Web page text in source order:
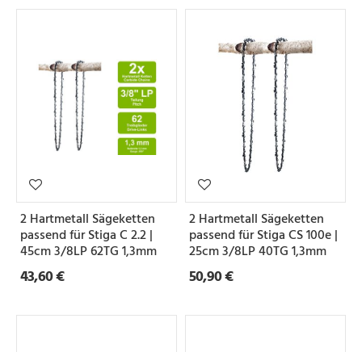
2 Hartmetall Sägeketten
passend für Stiga C 2.2 |
45cm 3/8LP 62TG 1,3mm
43,60 €
2 Hartmetall Sägeketten
passend für Stiga CS 100e |
25cm 3/8LP 40TG 1,3mm
50,90 €